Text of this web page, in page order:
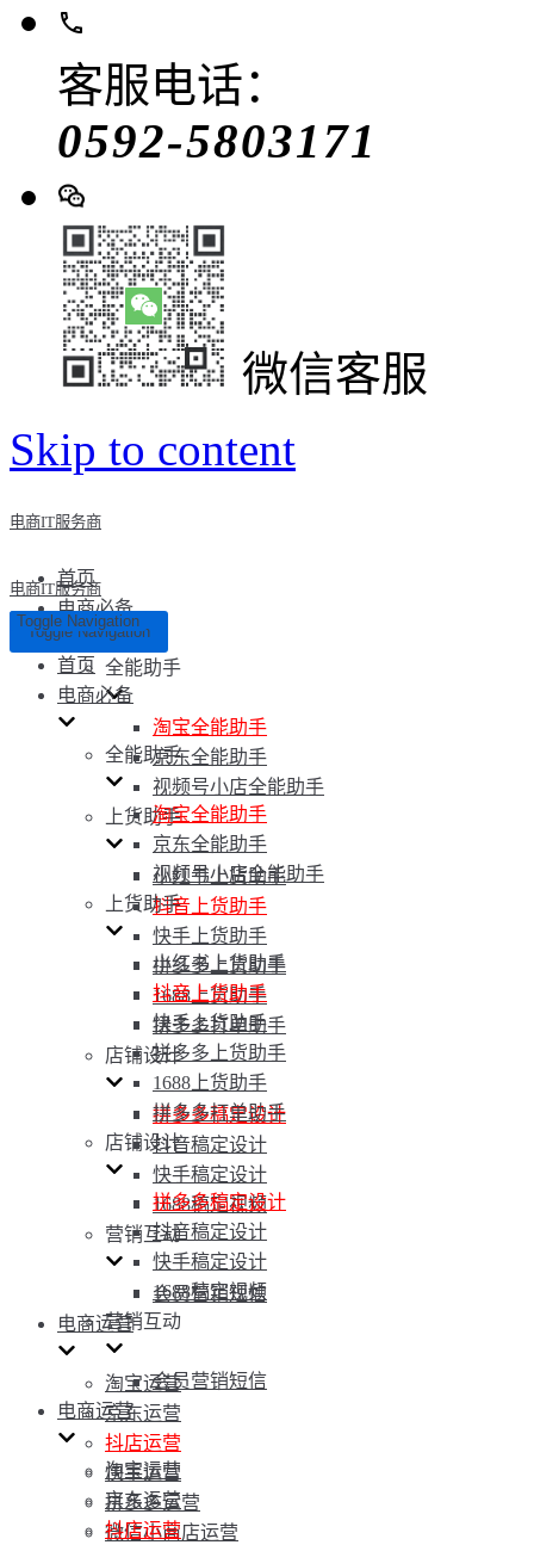
客服电话：
0592-5803171
微信客服
Skip to content
电商IT服务商
首页
电商必备
全能助手
淘宝全能助手
京东全能助手
视频号小店全能助手
上货助手
小红书上货助手
抖音上货助手
快手上货助手
拼多多上货助手
1688上货助手
拼多多打单助手
店铺设计
拼多多稿定设计
抖音稿定设计
快手稿定设计
1688稿定视频
营销互动
会员营销短信
电商运营
淘宝运营
京东运营
抖店运营
快手运营
拼多多运营
微信小商店运营
电商IT服务商
Toggle Navigation
Toggle Navigation
首页
电商必备
全能助手
淘宝全能助手
京东全能助手
视频号小店全能助手
上货助手
小红书上货助手
抖音上货助手
快手上货助手
拼多多上货助手
1688上货助手
拼多多打单助手
店铺设计
拼多多稿定设计
抖音稿定设计
快手稿定设计
1688稿定视频
营销互动
会员营销短信
电商运营
淘宝运营
京东运营
抖店运营